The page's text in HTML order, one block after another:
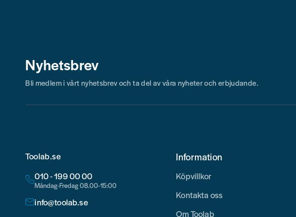
Nyhetsbrev
Bli medlem i vårt nyhetsbrev och ta del av våra nyheter och erbjudande.
Toolab.se
010 - 199 00 00
Måndag-Fredag 08.00-15:00
info@toolab.se
Information
Köpvillkor
Kontakta oss
Om Toolab